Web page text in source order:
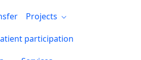
Projects
participation